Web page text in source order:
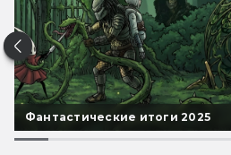
Фантастические итоги 2025